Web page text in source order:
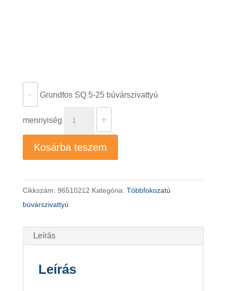
- Grundfos SQ 5-25 búvárszivattyú
mennyiség +
Kosárba teszem
Cikkszám: 96510212 Kategória: Többfokozatú
búvárszivattyú
Leírás
Leírás